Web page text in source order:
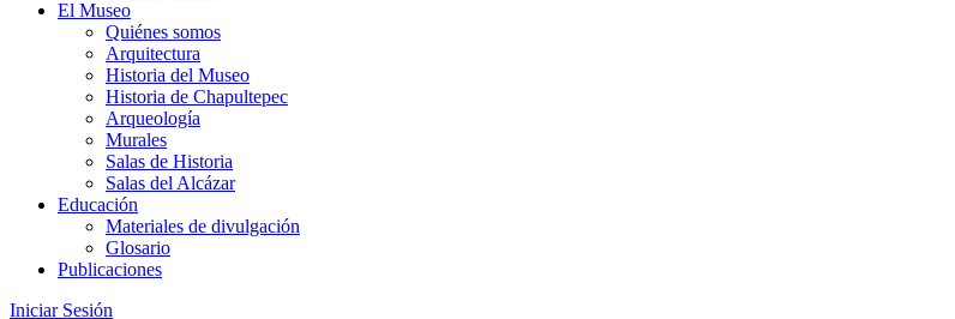
El Museo
Quiénes somos
Arquitectura
Historia del Museo
Historia de Chapultepec
Arqueología
Murales
Salas de Historia
Salas del Alcázar
Educación
Materiales de divulgación
Glosario
Publicaciones
Iniciar Sesión